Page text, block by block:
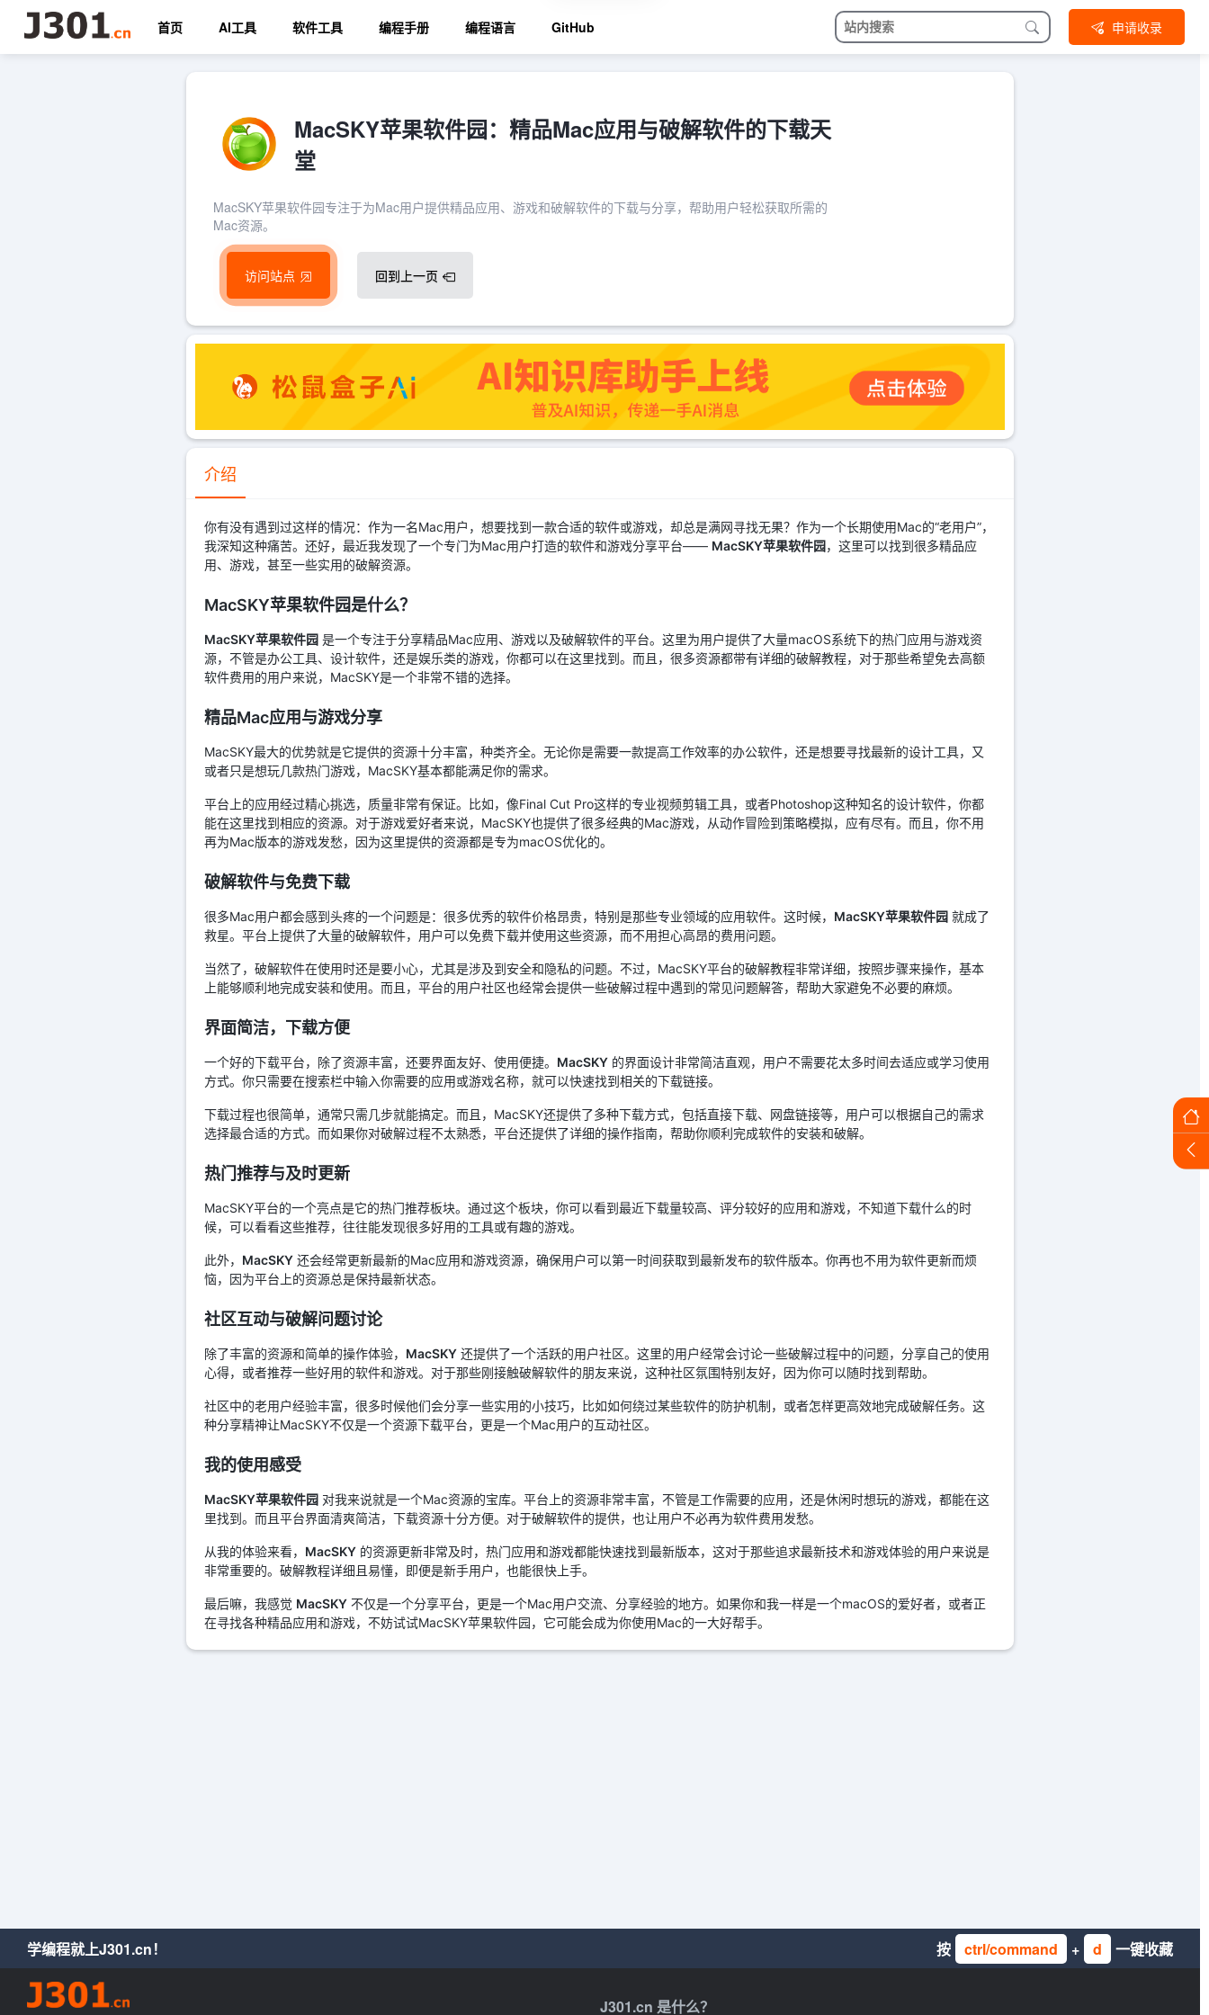
首页 AI工具 软件工具 编程手册 编程语言 GitHub 申请收录
MacSKY苹果软件园：精品Mac应用与破解软件的下载天
堂
MacSKY苹果软件园专注于为Mac用户提供精品应用、游戏和破解软件的下载与分享，帮助用户轻松获取所需的
Mac资源。
访问站点 回到上一页
介绍
你有没有遇到过这样的情况：作为一名Mac用户，想要找到一款合适的软件或游戏，却总是满网寻找无果？作为一个长期使用Mac的“老用户”，
我深知这种痛苦。还好，最近我发现了一个专门为Mac用户打造的软件和游戏分享平台—— MacSKY苹果软件园，这里可以找到很多精品应
用、游戏，甚至一些实用的破解资源。
MacSKY苹果软件园是什么？
MacSKY苹果软件园 是一个专注于分享精品Mac应用、游戏以及破解软件的平台。这里为用户提供了大量macOS系统下的热门应用与游戏资
源，不管是办公工具、设计软件，还是娱乐类的游戏，你都可以在这里找到。而且，很多资源都带有详细的破解教程，对于那些希望免去高额
软件费用的用户来说，MacSKY是一个非常不错的选择。
精品Mac应用与游戏分享
MacSKY最大的优势就是它提供的资源十分丰富，种类齐全。无论你是需要一款提高工作效率的办公软件，还是想要寻找最新的设计工具，又
或者只是想玩几款热门游戏，MacSKY基本都能满足你的需求。
平台上的应用经过精心挑选，质量非常有保证。比如，像Final Cut Pro这样的专业视频剪辑工具，或者Photoshop这种知名的设计软件，你都
能在这里找到相应的资源。对于游戏爱好者来说，MacSKY也提供了很多经典的Mac游戏，从动作冒险到策略模拟，应有尽有。而且，你不用
再为Mac版本的游戏发愁，因为这里提供的资源都是专为macOS优化的。
破解软件与免费下载
很多Mac用户都会感到头疼的一个问题是：很多优秀的软件价格昂贵，特别是那些专业领域的应用软件。这时候， MacSKY苹果软件园 就成了
救星。平台上提供了大量的破解软件，用户可以免费下载并使用这些资源，而不用担心高昂的费用问题。
当然了，破解软件在使用时还是要小心，尤其是涉及到安全和隐私的问题。不过，MacSKY平台的破解教程非常详细，按照步骤来操作，基本
上能够顺利地完成安装和使用。而且，平台的用户社区也经常会提供一些破解过程中遇到的常见问题解答，帮助大家避免不必要的麻烦。
界面简洁，下载方便
一个好的下载平台，除了资源丰富，还要界面友好、使用便捷。 MacSKY 的界面设计非常简洁直观，用户不需要花太多时间去适应或学习使用
方式。你只需要在搜索栏中输入你需要的应用或游戏名称，就可以快速找到相关的下载链接。
下载过程也很简单，通常只需几步就能搞定。而且，MacSKY还提供了多种下载方式，包括直接下载、网盘链接等，用户可以根据自己的需求
选择最合适的方式。而如果你对破解过程不太熟悉，平台还提供了详细的操作指南，帮助你顺利完成软件的安装和破解。
热门推荐与及时更新
MacSKY平台的一个亮点是它的热门推荐板块。通过这个板块，你可以看到最近下载量较高、评分较好的应用和游戏，不知道下载什么的时
候，可以看看这些推荐，往往能发现很多好用的工具或有趣的游戏。
此外， MacSKY 还会经常更新最新的Mac应用和游戏资源，确保用户可以第一时间获取到最新发布的软件版本。你再也不用为软件更新而烦
恼，因为平台上的资源总是保持最新状态。
社区互动与破解问题讨论
除了丰富的资源和简单的操作体验， MacSKY 还提供了一个活跃的用户社区。这里的用户经常会讨论一些破解过程中的问题，分享自己的使用
心得，或者推荐一些好用的软件和游戏。对于那些刚接触破解软件的朋友来说，这种社区氛围特别友好，因为你可以随时找到帮助。
社区中的老用户经验丰富，很多时候他们会分享一些实用的小技巧，比如如何绕过某些软件的防护机制，或者怎样更高效地完成破解任务。这
种分享精神让MacSKY不仅是一个资源下载平台，更是一个Mac用户的互动社区。
我的使用感受
MacSKY苹果软件园 对我来说就是一个Mac资源的宝库。平台上的资源非常丰富，不管是工作需要的应用，还是休闲时想玩的游戏，都能在这
里找到。而且平台界面清爽简洁，下载资源十分方便。对于破解软件的提供，也让用户不必再为软件费用发愁。
从我的体验来看， MacSKY 的资源更新非常及时，热门应用和游戏都能快速找到最新版本，这对于那些追求最新技术和游戏体验的用户来说是
非常重要的。破解教程详细且易懂，即便是新手用户，也能很快上手。
最后嘛，我感觉 MacSKY 不仅是一个分享平台，更是一个Mac用户交流、分享经验的地方。如果你和我一样是一个macOS的爱好者，或者正
在寻找各种精品应用和游戏，不妨试试MacSKY苹果软件园，它可能会成为你使用Mac的一大好帮手。
学编程就上J301.cn！ 按 ctrl/command + d 一键收藏
J301.cn 是什么？